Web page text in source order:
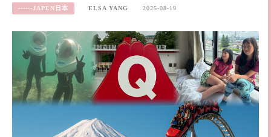
------JAPEN日本 ELSA YANG 2025-08-19